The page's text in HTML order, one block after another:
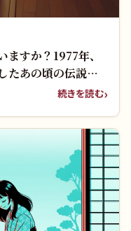
すか？1977年、
たあの頃の伝説と
続きを読む